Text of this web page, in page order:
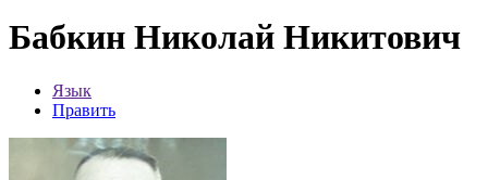
Бабкин Николай Никитович
Язык
Править